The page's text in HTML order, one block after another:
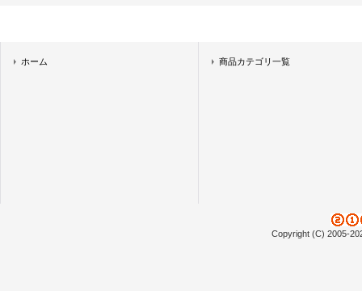
ホーム 商品カテゴリ一覧
Copyright (C) 2005-